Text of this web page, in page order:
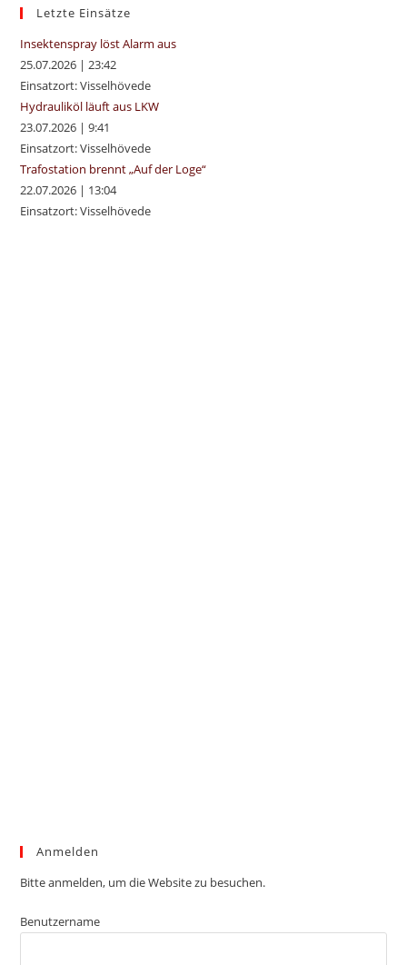
Letzte Einsätze
Insektenspray löst Alarm aus
25.07.2026 |23:42
Einsatzort: Visselhövede
Hydrauliköl läuft aus LKW
23.07.2026 |9:41
Einsatzort: Visselhövede
Trafostation brennt „Auf der Loge“
22.07.2026 | 13:04
Einsatzort: Visselhövede
Anmelden
Bitte anmelden, um die Website zu besuchen.
Benutzername